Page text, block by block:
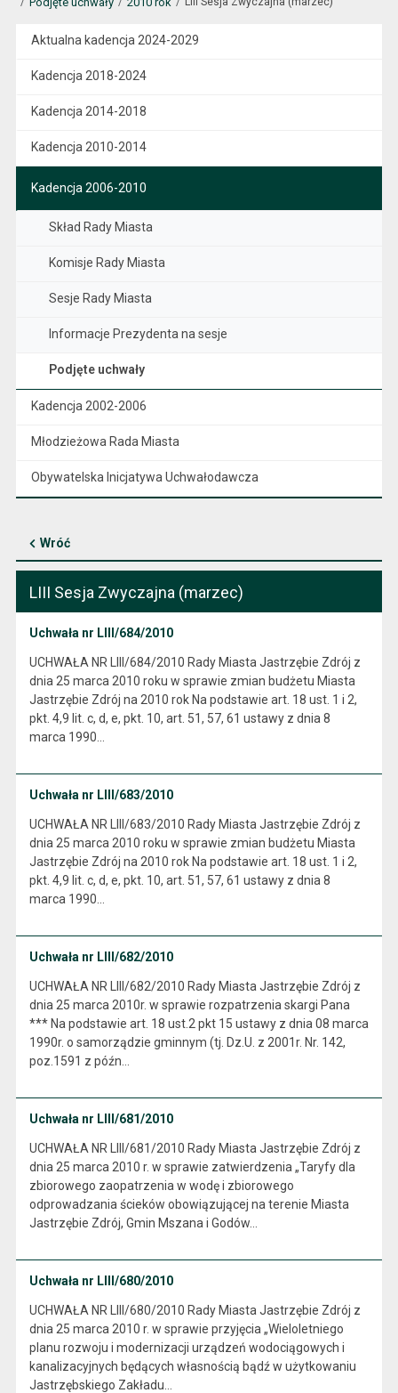
Aktualna kadencja 2024-2029
Kadencja 2018-2024
Kadencja 2014-2018
Kadencja 2010-2014
Kadencja 2006-2010
Skład Rady Miasta
Komisje Rady Miasta
Sesje Rady Miasta
Informacje Prezydenta na sesje
Podjęte uchwały
Kadencja 2002-2006
Młodzieżowa Rada Miasta
Obywatelska Inicjatywa Uchwałodawcza
Wróć
LIII Sesja Zwyczajna (marzec)
Uchwała nr LIII/684/2010
UCHWAŁA NR LIII/684/2010 Rady Miasta Jastrzębie Zdrój z
dnia 25 marca 2010 roku w sprawie zmian budżetu Miasta
Jastrzębie Zdrój na 2010 rok Na podstawie art. 18 ust. 1 i 2,
pkt. 4,9 lit. c, d, e, pkt. 10, art. 51, 57, 61 ustawy z dnia 8
marca 1990…
Uchwała nr LIII/683/2010
UCHWAŁA NR LIII/683/2010 Rady Miasta Jastrzębie Zdrój z
dnia 25 marca 2010 roku w sprawie zmian budżetu Miasta
Jastrzębie Zdrój na 2010 rok Na podstawie art. 18 ust. 1 i 2,
pkt. 4,9 lit. c, d, e, pkt. 10, art. 51, 57, 61 ustawy z dnia 8
marca 1990…
Uchwała nr LIII/682/2010
UCHWAŁA NR LIII/682/2010 Rady Miasta Jastrzębie Zdrój z
dnia 25 marca 2010r. w sprawie rozpatrzenia skargi Pana
*** Na podstawie art. 18 ust.2 pkt 15 ustawy z dnia 08 marca
1990r. o samorządzie gminnym (tj. Dz.U. z 2001r. Nr. 142,
poz.1591 z późn…
Uchwała nr LIII/681/2010
UCHWAŁA NR LIII/681/2010 Rady Miasta Jastrzębie Zdrój z
dnia 25 marca 2010 r. w sprawie zatwierdzenia „Taryfy dla
zbiorowego zaopatrzenia w wodę i zbiorowego
odprowadzania ścieków obowiązującej na terenie Miasta
Jastrzębie Zdrój, Gmin Mszana i Godów…
Uchwała nr LIII/680/2010
UCHWAŁA NR LIII/680/2010 Rady Miasta Jastrzębie Zdrój z
dnia 25 marca 2010 r. w sprawie przyjęcia „Wieloletniego
planu rozwoju i modernizacji urządzeń wodociągowych i
kanalizacyjnych będących własnością bądź w użytkowaniu
Jastrzębskiego Zakładu…